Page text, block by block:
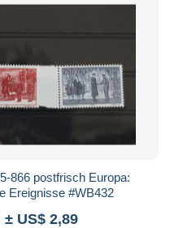
866 postfrisch Europa:
Ereignisse #WB432
± US$ 2,89